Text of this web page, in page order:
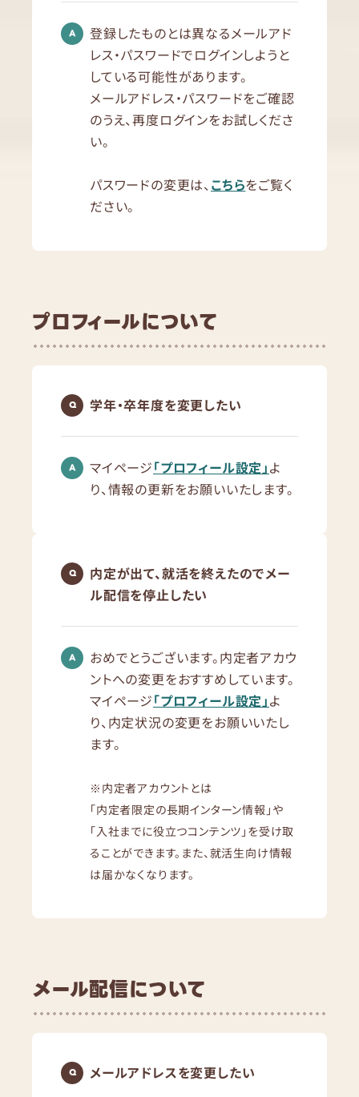
登録したものとは異なるメールアド
レス・パスワードでログインしようと
している可能性があります。
メールアドレス・パスワードをご確認
のうえ、再度ログインをお試しくださ
い。
パスワードの変更は、こちらをご覧く
ださい。
プロフィールについて
学年・卒年度を変更したい
マイページ「プロフィール設定」よ
り、情報の更新をお願いいたします。
内定が出て、就活を終えたのでメー
ル配信を停止したい
おめでとうございます。内定者アカウ
ントへの変更をおすすめしています。
マイページ「プロフィール設定」よ
り、内定状況の変更をお願いいたし
ます。
※内定者アカウントとは
「内定者限定の長期インターン情報」や
「入社までに役立つコンテンツ」を受け取
ることができます。また、就活生向け情報
は届かなくなります。
メール配信について
メールアドレスを変更したい